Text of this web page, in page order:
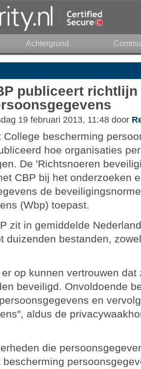
Achtergrond
publiceert
19 februari 2013, 11:48 door
College bescherming
hoe organisaties
De 'Richtsnoeren
CBP bij het onderzoeken
de
(Wbp) toepast.
zit in gemiddelde
duizenden bestanden,
op kunnen vertrouwen
beveiligd. Onvoldoende
en
aldus de
die